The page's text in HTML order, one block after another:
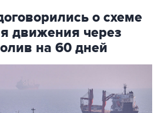
о схеме
движения через
на 60 дней